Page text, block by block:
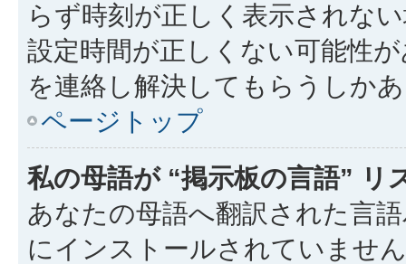
らず時刻が正しく表示されな
設定時間が正しくない可能性
を連絡し解決してもらうしか
ページトップ
私の母語が “掲示板の言語” リ
あなたの母語へ翻訳された言
にインストールされていませ